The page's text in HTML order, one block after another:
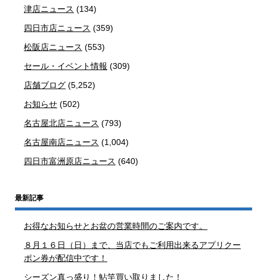
津店ニュース (134)
四日市店ニュース (359)
松阪店ニュース (553)
セール・イベント情報 (309)
店舗ブログ (5,252)
お知らせ (502)
名古屋北店ニュース (793)
名古屋南店ニュース (1,004)
四日市富洲原店ニュース (640)
最新記事
お得なお知らせとお盆の営業時間のご案内です。
８月１６日（日）まで、当店でもご利用出来るアプリクー
ポン券が配信中です！
シーズン真っ盛り！鮎竿買い取りました！